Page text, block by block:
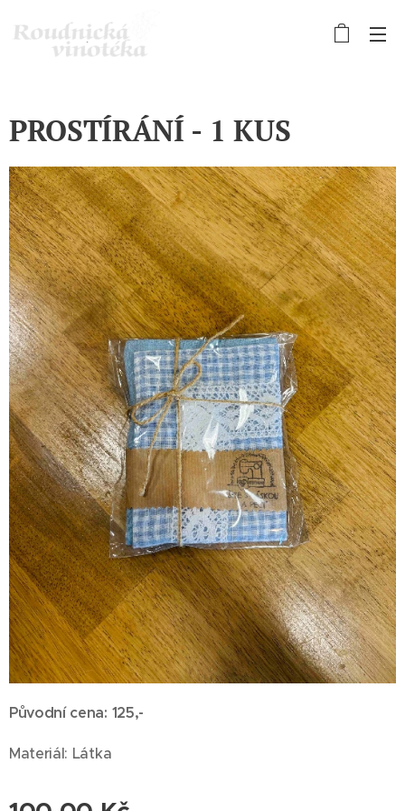
PROSTÍRÁNÍ - 1 KUS
Původní cena: 125,-
Materiál: Látka